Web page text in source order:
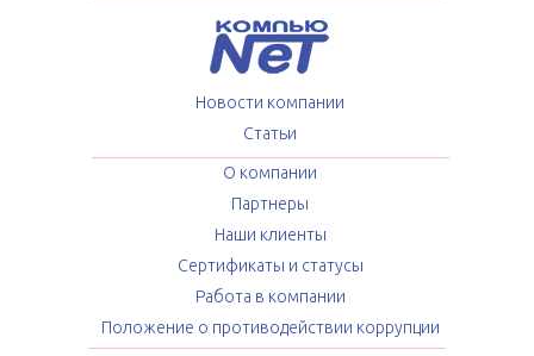
Новости компании
Статьи
О компании
Партнеры
Наши клиенты
Сертификаты и статусы
Работа в компании
Положение о противодействии коррупции